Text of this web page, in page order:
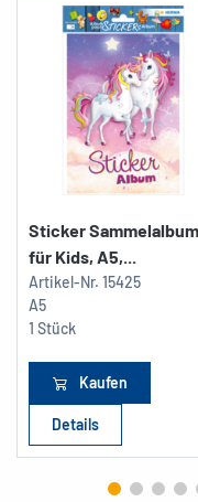
Sticker Sammelalbum
für Kids, A5,...
Artikel-Nr. 15425
A5
1 Stück
Kaufen
Details